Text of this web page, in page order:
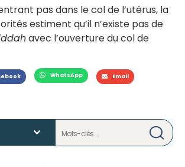
pas dans le col de l’utérus, la
estiment qu’il n’existe pas de
avec l’ouverture du col de
WhatsApp Email